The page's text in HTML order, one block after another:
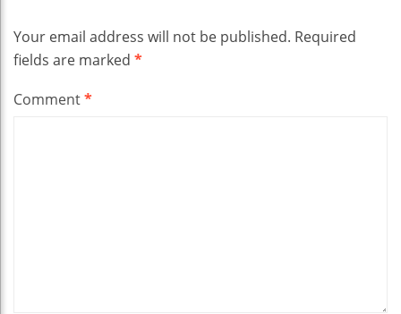
Your email address will not be published. Required
fields are marked *
Comment*